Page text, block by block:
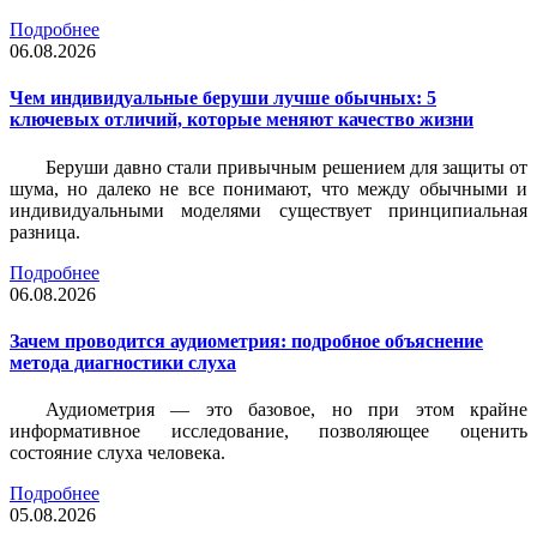
Подробнее
06.08.2026
Чем индивидуальные беруши лучше обычных: 5
ключевых отличий, которые меняют качество жизни
Беруши давно стали привычным решением для защиты от
шума, но далеко не все понимают, что между обычными и
индивидуальными моделями существует принципиальная
разница.
Подробнее
06.08.2026
Зачем проводится аудиометрия: подробное объяснение
метода диагностики слуха
Аудиометрия — это базовое, но при этом крайне
информативное исследование, позволяющее оценить
состояние слуха человека.
Подробнее
05.08.2026